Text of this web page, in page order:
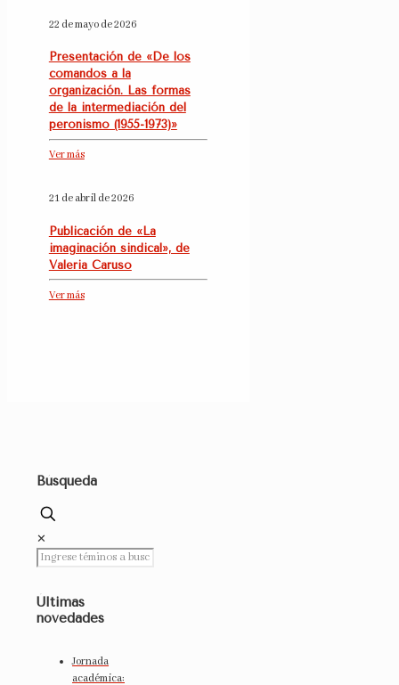
22 de mayo de 2026
Presentación de «De los
comandos a la
organización. Las formas
de la intermediación del
peronismo (1955-1973)»
Ver más
21 de abril de 2026
Publicación de «La
imaginación sindical», de
Valeria Caruso
Ver más
Búsqueda
✕
Últimas
novedades
Jornada
académica: